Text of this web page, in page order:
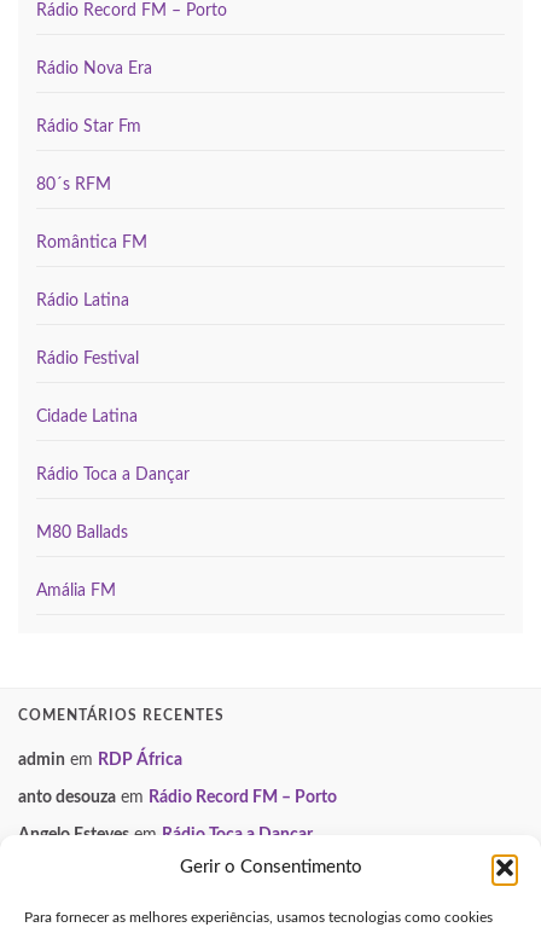
Gerir o Consentimento
Para fornecer as melhores experiências, usamos tecnologias como cookies
Rádio Record FM – Porto
Rádio Nova Era
Rádio Star Fm
80´s RFM
Romântica FM
Rádio Latina
Rádio Festival
Cidade Latina
Rádio Toca a Dançar
M80 Ballads
Amália FM
COMENTÁRIOS RECENTES
admin em RDP África
anto desouza em Rádio Record FM – Porto
Angelo Esteves em Rádio Toca a Dançar
Smooth FM
Neuza Gondomar Mix